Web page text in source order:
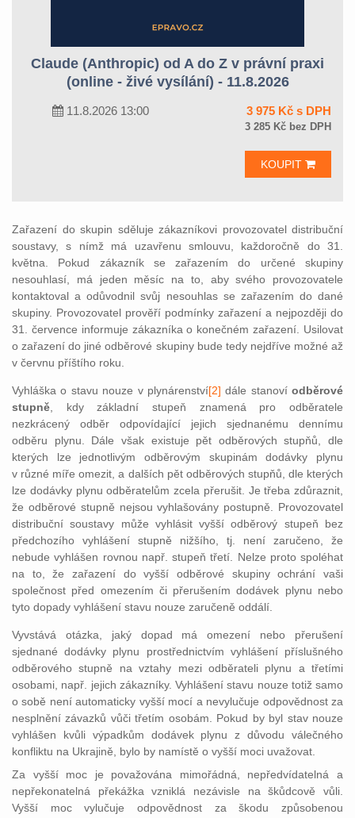
Claude (Anthropic) od A do Z v právní praxi
(online - živé vysílání) - 11.8.2026
11.8.2026 13:00 3 975 Kč s DPH
3 285 Kč bez DPH
KOUPIT
Zařazení do skupin sděluje zákazníkovi provozovatel distribuční
soustavy, s nímž má uzavřenu smlouvu, každoročně do 31.
května. Pokud zákazník se zařazením do určené skupiny
nesouhlasí, má jeden měsíc na to, aby svého provozovatele
kontaktoval a odůvodnil svůj nesouhlas se zařazením do dané
skupiny. Provozovatel prověří podmínky zařazení a nejpozději do
31. července informuje zákazníka o konečném zařazení. Usilovat
o zařazení do jiné odběrové skupiny bude tedy nejdříve možné až
v červnu příštího roku.
Vyhláška o stavu nouze v plynárenství[2] dále stanoví odběrové
stupně , kdy základní stupeň znamená pro odběratele
nezkrácený odběr odpovídající jejich sjednanému dennímu
odběru plynu. Dále však existuje pět odběrových stupňů, dle
kterých lze jednotlivým odběrovým skupinám dodávky plynu
v různé míře omezit, a dalších pět odběrových stupňů, dle kterých
lze dodávky plynu odběratelům zcela přerušit. Je třeba zdůraznit,
že odběrové stupně nejsou vyhlašovány postupně. Provozovatel
distribuční soustavy může vyhlásit vyšší odběrový stupeň bez
předchozího vyhlášení stupně nižšího, tj. není zaručeno, že
nebude vyhlášen rovnou např. stupeň třetí. Nelze proto spoléhat
na to, že zařazení do vyšší odběrové skupiny ochrání vaši
společnost před omezením či přerušením dodávek plynu nebo
tyto dopady vyhlášení stavu nouze zaručeně oddálí.
Vyvstává otázka, jaký dopad má omezení nebo přerušení
sjednané dodávky plynu prostřednictvím vyhlášení příslušného
odběrového stupně na vztahy mezi odběrateli plynu a třetími
osobami, např. jejich zákazníky. Vyhlášení stavu nouze totiž samo
o sobě není automaticky vyšší mocí a nevylučuje odpovědnost za
nesplnění závazků vůči třetím osobám. Pokud by byl stav nouze
vyhlášen kvůli výpadkům dodávek plynu z důvodu válečného
konfliktu na Ukrajině, bylo by namístě o vyšší moci uvažovat.
Za vyšší moc je považována mimořádná, nepředvídatelná a
nepřekonatelná překážka vzniklá nezávisle na škůdcově vůli.
Vyšší moc vylučuje odpovědnost za škodu způsobenou